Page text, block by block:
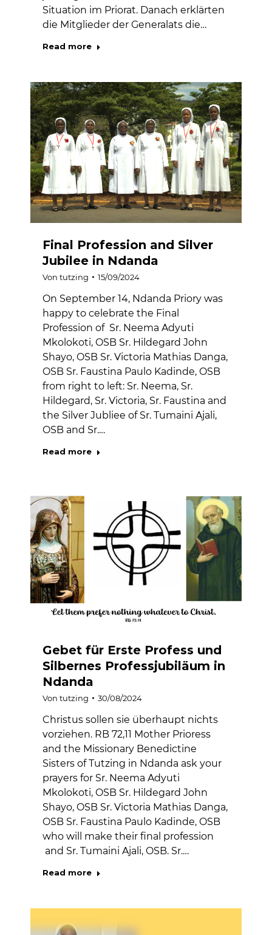
Situation im Priorat. Danach erklärten
die Mitglieder der Generalats die…
Read more
Final Profession and Silver
Jubilee in Ndanda
Von tutzing 15/09/2024
On September 14, Ndanda Priory was
happy to celebrate the Final
Profession of Sr. Neema Adyuti
Mkolokoti, OSB Sr. Hildegard John
Shayo, OSB Sr. Victoria Mathias Danga,
OSB Sr. Faustina Paulo Kadinde, OSB
from right to left: Sr. Neema, Sr.
Hildegard, Sr. Victoria, Sr. Faustina and
the Silver Jubliee of Sr. Tumaini Ajali,
OSB and Sr.…
Read more
Gebet für Erste Profess und
Silbernes Professjubiläum in
Ndanda
Von tutzing 30/08/2024
Christus sollen sie überhaupt nichts
vorziehen. RB 72,11 Mother Prioress
and the Missionary Benedictine
Sisters of Tutzing in Ndanda ask your
prayers for Sr. Neema Adyuti
Mkolokoti, OSB Sr. Hildegard John
Shayo, OSB Sr. Victoria Mathias Danga,
OSB Sr. Faustina Paulo Kadinde, OSB
who will make their final profession
and Sr. Tumaini Ajali, OSB. Sr.…
Read more